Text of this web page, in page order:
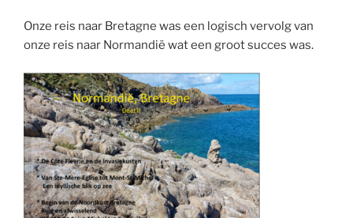
Onze reis naar Bretagne was een logisch vervolg van
onze reis naar Normandië wat een groot succes was.